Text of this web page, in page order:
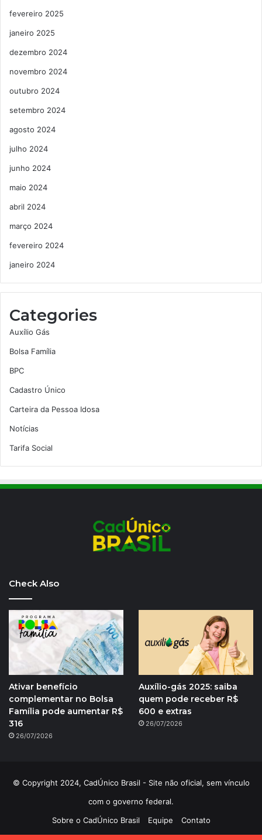
fevereiro 2025
janeiro 2025
dezembro 2024
novembro 2024
outubro 2024
setembro 2024
agosto 2024
julho 2024
junho 2024
maio 2024
abril 2024
março 2024
fevereiro 2024
janeiro 2024
Categories
Auxílio Gás
Bolsa Família
BPC
Cadastro Único
Carteira da Pessoa Idosa
Notícias
Tarifa Social
Check Also
Ativar benefício
complementar no Bolsa
Família pode aumentar R$
316
26/07/2026
Auxílio-gás 2025: saiba
quem pode receber R$
600 e extras
26/07/2026
© Copyright 2024, CadÚnico Brasil - Site não oficial, sem vínculo
com o governo federal.
Sobre o CadÚnico Brasil
Equipe
Contato